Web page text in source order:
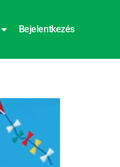
Bejelentkezés